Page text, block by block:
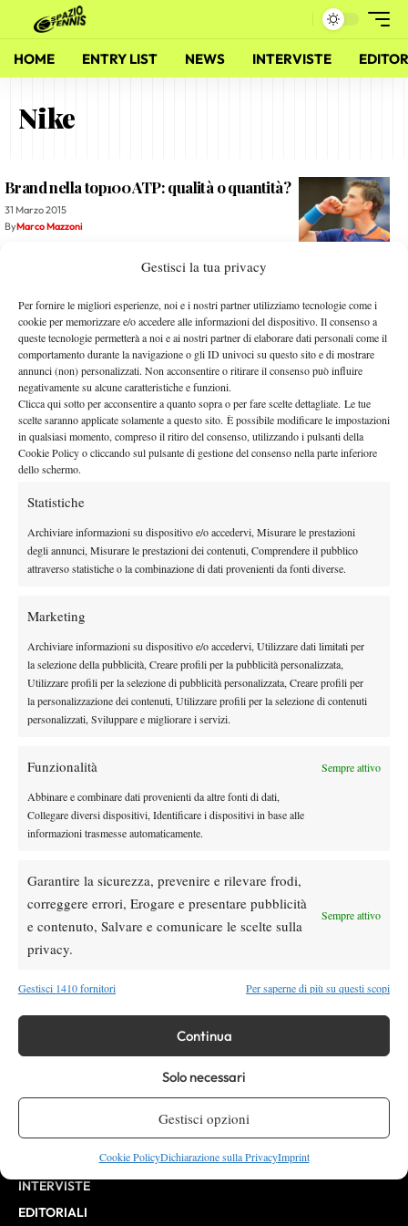
Gestisci la tua privacy
Per fornire le migliori esperienze, noi e i nostri partner utilizziamo tecnologie come i
cookie per memorizzare e/o accedere alle informazioni del dispositivo. Il consenso a
queste tecnologie permetterà a noi e ai nostri partner di elaborare dati personali come il
comportamento durante la navigazione o gli ID univoci su questo sito e di mostrare
annunci (non) personalizzati. Non acconsentire o ritirare il consenso può influire
negativamente su alcune caratteristiche e funzioni.
Clicca qui sotto per acconsentire a quanto sopra o per fare scelte dettagliate. Le tue
scelte saranno applicate solamente a questo sito. È possibile modificare le impostazioni
in qualsiasi momento, compreso il ritiro del consenso, utilizzando i pulsanti della
Cookie Policy o cliccando sul pulsante di gestione del consenso nella parte inferiore
dello schermo.
Statistiche
Archiviare informazioni su dispositivo e/o accedervi, Misurare le prestazioni
degli annunci, Misurare le prestazioni dei contenuti, Comprendere il pubblico
attraverso statistiche o la combinazione di dati provenienti da fonti diverse.
Marketing
Archiviare informazioni su dispositivo e/o accedervi, Utilizzare dati limitati per
la selezione della pubblicità, Creare profili per la pubblicità personalizzata,
Utilizzare profili per la selezione di pubblicità personalizzata, Creare profili per
la personalizzazione dei contenuti, Utilizzare profili per la selezione di contenuti
personalizzati, Sviluppare e migliorare i servizi.
Funzionalità Sempre attivo
Abbinare e combinare dati provenienti da altre fonti di dati,
Collegare diversi dispositivi, Identificare i dispositivi in base alle
informazioni trasmesse automaticamente.
Garantire la sicurezza, prevenire e rilevare frodi,
correggere errori, Erogare e presentare pubblicità
e contenuto, Salvare e comunicare le scelte sulla
privacy.
Sempre attivo
Gestisci 1410 fornitori Per saperne di più su questi scopi
Continua
Solo necessari
Gestisci opzioni
Cookie PolicyDichiarazione sulla PrivacyImprint
HOME ENTRY LIST NEWS INTERVISTE
Nike
Brand nella top100 ATP: qualità o quantità?
31 Marzo 2015
ByMarco Mazzoni
Nike senza limiti, vuole anche Murray
31 Agosto 2014
Federico Mariani
Maria Sharapova for Africa
30 Maggio 2011
Redazione
X
Youtube
10268 del 15/09/2025
Editore:VIBES MEDIA SRL , P.iva 14250480960
Direttore Responsabile: Alessandro Nizegorodcew
HOME
ATP
ATP FINALS
INTERVISTE
EDITORIALI